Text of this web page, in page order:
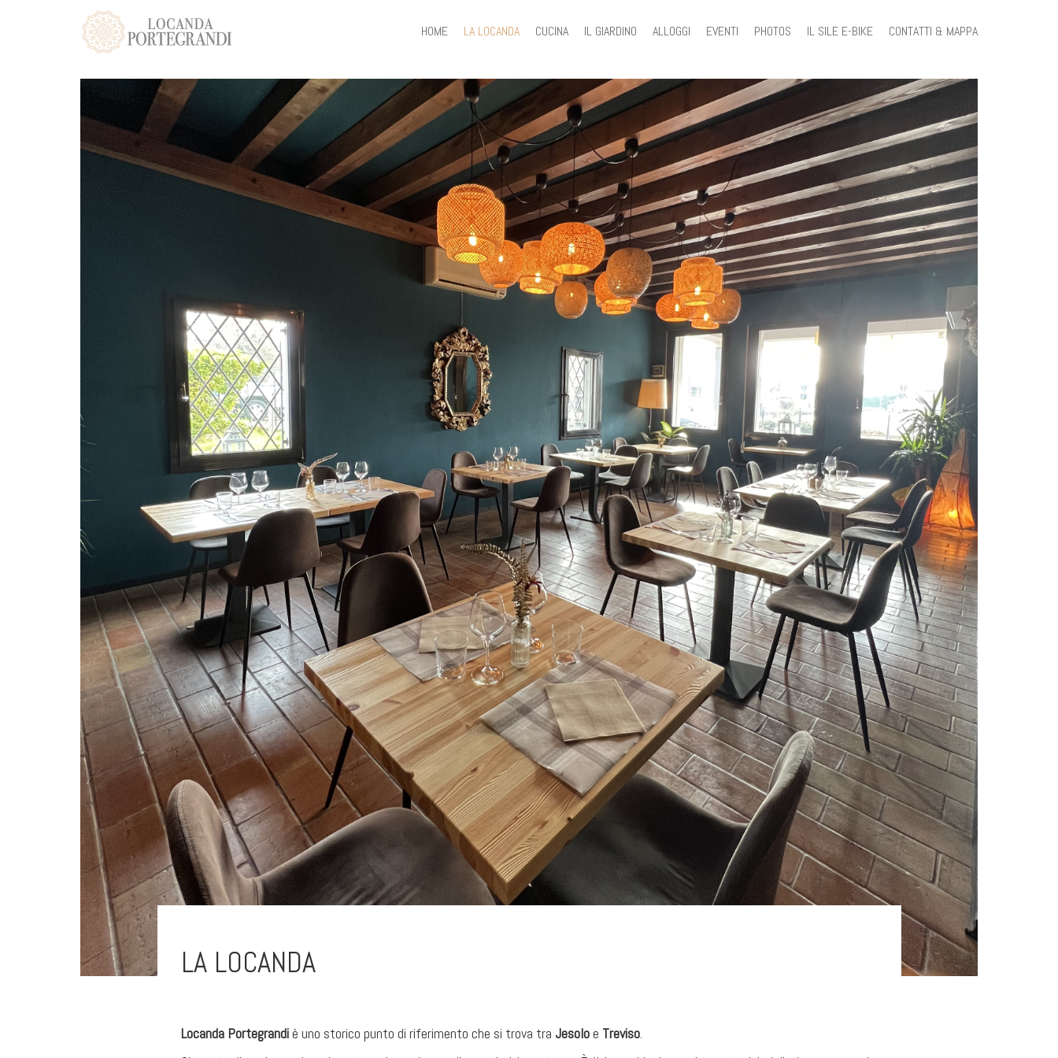
HOME LA LOCANDA CUCINA IL GIARDINO ALLOGGI EVENTI PHOTOS IL SILE E-BIKE CONTATTI & MAPPA
LA LOCANDA
Locanda Portegrandiè uno storico punto di riferimento che si trova tra Jesoloe Treviso.